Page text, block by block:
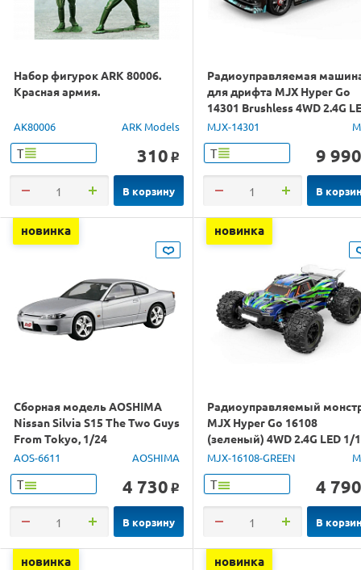
Набор фигурок ARK 80006.
Красная армия.
AK80006 ARK Models
Т 310 o
В корзину
Радиоуправляемая
для дрифта MJX Hyper Go
14301 Brushless 4WD 2.4G
1/14 RTR
MJX-14301
Т 9 990
В
новинка
Сборная модель AOSHIMA
Nissan Silvia S15 The Two Guys
From Tokyo, 1/24
AOS-6611 AOSHIMA
Т 4 730 o
В корзину
новинка
Радиоуправляемый
MJX Hyper Go 16108
(зеленый) 4WD 2.4G LED 1/
RTR
MJX-16108-GREEN
Т 4 790
В
новинка новинка